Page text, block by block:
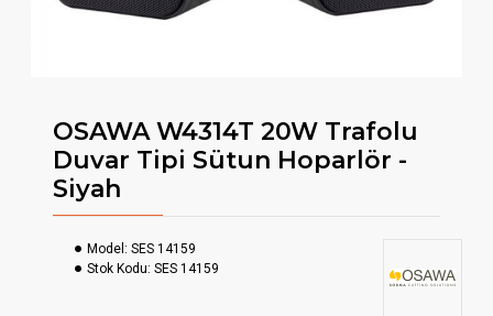
OSAWA W4314T 20W Trafolu
Duvar Tipi Sütun Hoparlör -
Siyah
Model: SES 14159
Stok Kodu: SES 14159